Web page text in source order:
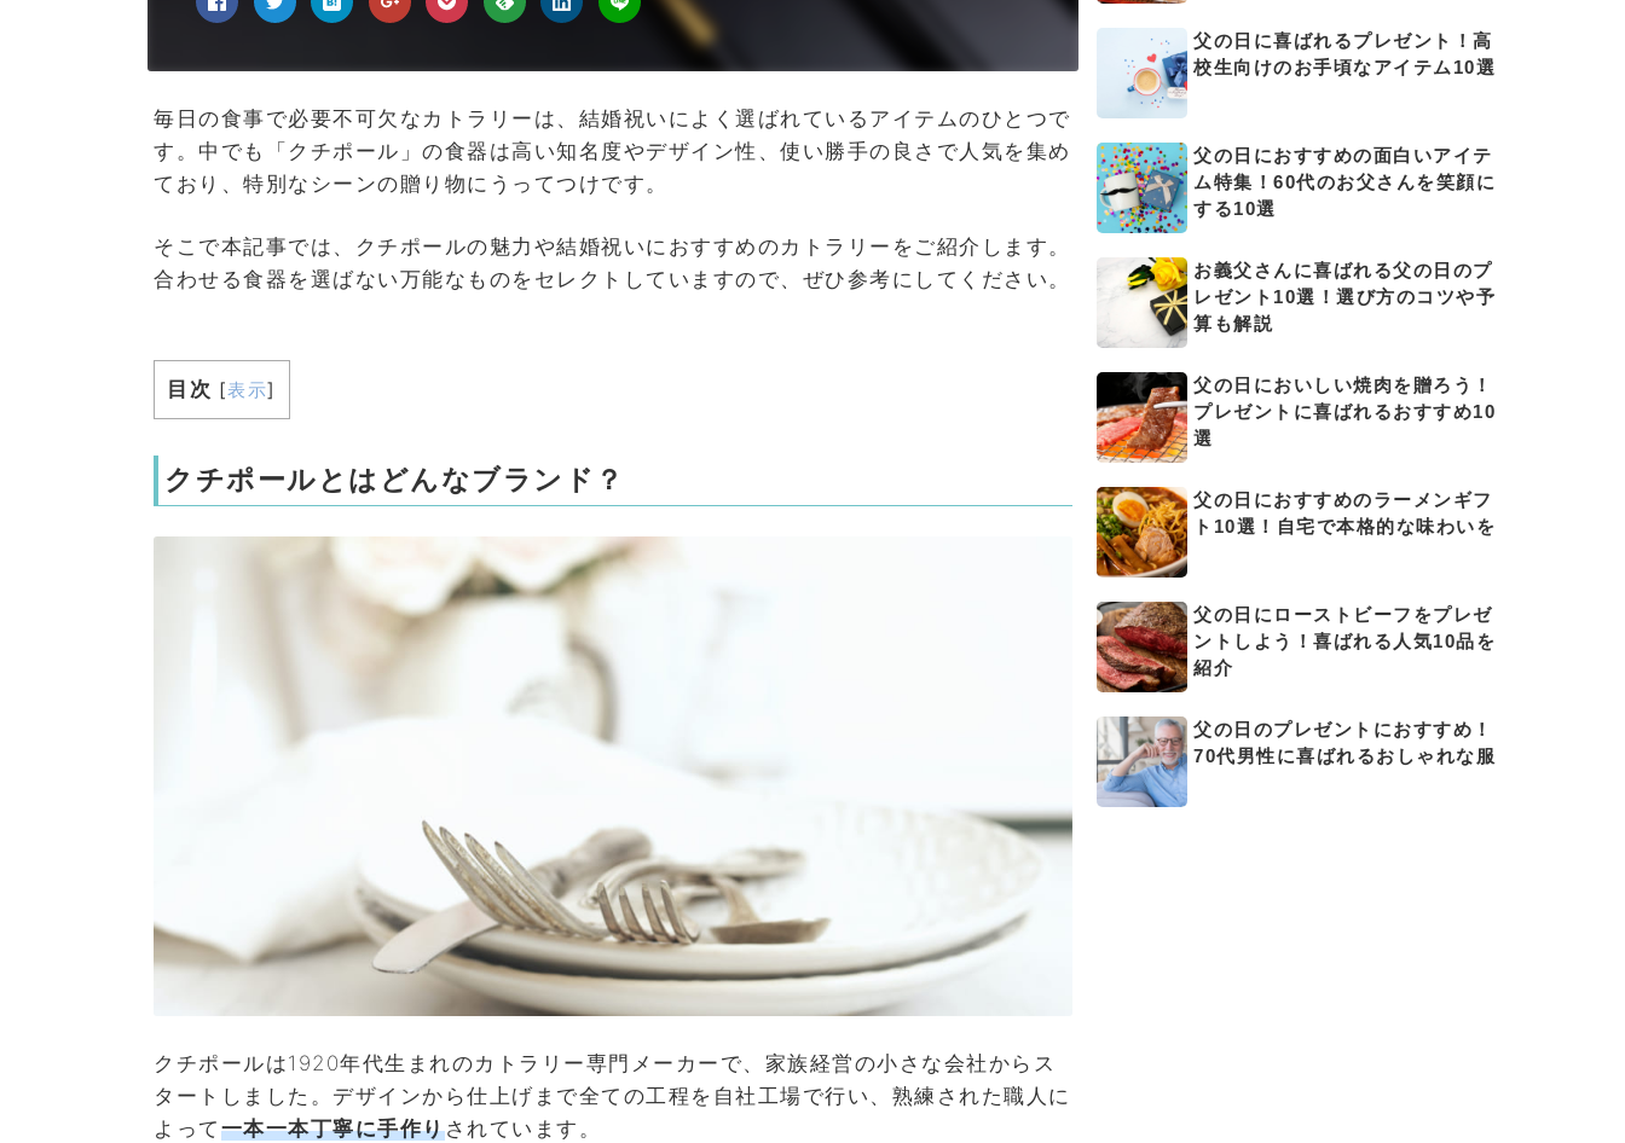
毎日の食事で必要不可欠なカトラリーは、結婚祝いによく選ばれているアイテムのひとつで
す。中でも「クチポール」の食器は高い知名度やデザイン性、使い勝手の良さで人気を集め
ており、特別なシーンの贈り物にうってつけです。
そこで本記事では、クチポールの魅力や結婚祝いにおすすめのカトラリーをご紹介します。
合わせる食器を選ばない万能なものをセレクトしていますので、ぜひ参考にしてください。
目次 [表示]
クチポールとはどんなブランド？
クチポールは1920年代生まれのカトラリー専門メーカーで、家族経営の小さな会社からス
タートしました。デザインから仕上げまで全ての工程を自社工場で行い、熟練された職人に
よって 一本一本丁寧に手作りされています。
父の日に喜ばれるプレゼント！高
校生向けのお手頃なアイテム10選
父の日におすすめの面白いアイテ
ム特集！60代のお父さんを笑顔に
する10選
お義父さんに喜ばれる父の日のプ
レゼント10選！選び方のコツや予
算も解説
父の日においしい焼肉を贈ろう！
プレゼントに喜ばれるおすすめ10
選
父の日におすすめのラーメンギフ
ト10選！自宅で本格的な味わいを
父の日にローストビーフをプレゼ
ントしよう！喜ばれる人気10品を
紹介
父の日のプレゼントにおすすめ！
70代男性に喜ばれるおしゃれな服